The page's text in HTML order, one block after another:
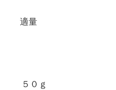
適量
５０ｇ